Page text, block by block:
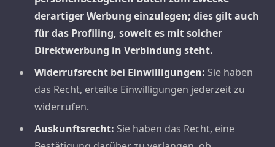
derartiger Werbung einzulegen; dies gilt auch
für das Profiling, soweit es mit solcher
Direktwerbung in Verbindung steht.
Widerrufsrecht bei Einwilligungen: Sie haben
das Recht, erteilte Einwilligungen jederzeit zu
widerrufen.
Auskunftsrecht: Sie haben das Recht, eine